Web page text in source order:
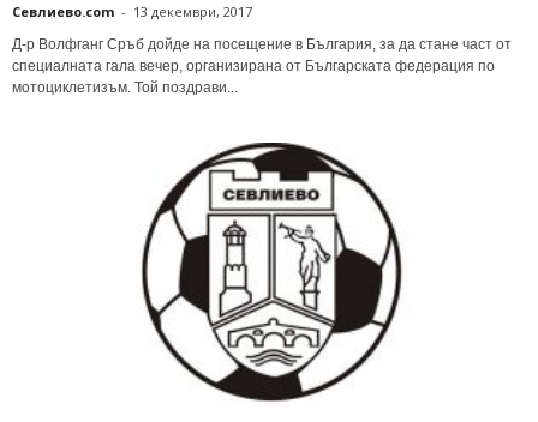
Севлиево.com - 13 декември, 2017
Д-р Волфганг Сръб дойде на посещение в България, за да стане част от
специалната гала вечер, организирана от Българската федерация по
мотоциклетизъм. Той поздрави...